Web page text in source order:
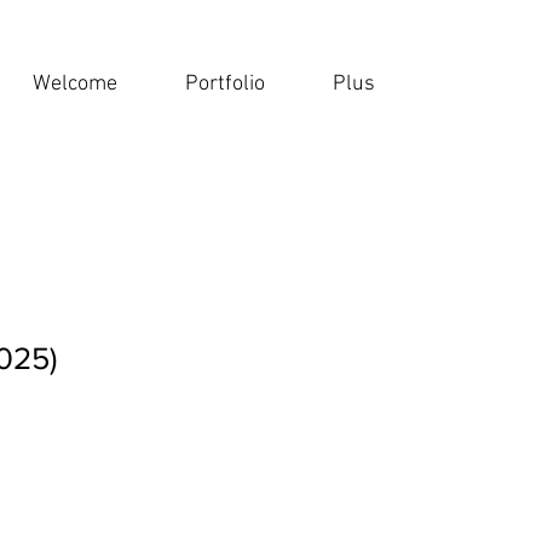
Welcome Portfolio Plus